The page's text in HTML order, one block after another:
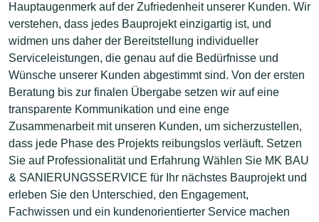
Hauptaugenmerk auf der Zufriedenheit unserer Kunden. Wir
verstehen, dass jedes Bauprojekt einzigartig ist, und
widmen uns daher der Bereitstellung individueller
Serviceleistungen, die genau auf die Bedürfnisse und
Wünsche unserer Kunden abgestimmt sind. Von der ersten
Beratung bis zur finalen Übergabe setzen wir auf eine
transparente Kommunikation und eine enge
Zusammenarbeit mit unseren Kunden, um sicherzustellen,
dass jede Phase des Projekts reibungslos verläuft. Setzen
Sie auf Professionalität und Erfahrung Wählen Sie MK BAU
& SANIERUNGSSERVICE für Ihr nächstes Bauprojekt und
erleben Sie den Unterschied, den Engagement,
Fachwissen und ein kundenorientierter Service machen